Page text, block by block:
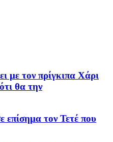
με τον πρίγκιπα Χάρι
θα την
επίσημα τον Τετέ που